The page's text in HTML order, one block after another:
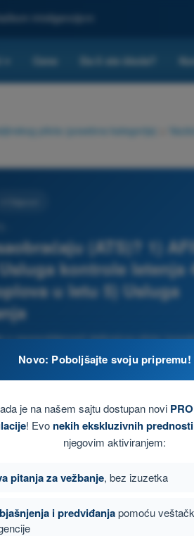
inteligencijom
Cene Da li ste škola?
pilota (posebna kategorija)
(ATS)? 1)
kontrole letenja
u letu 5) Usluga
o osposobljenosti daljinskog pilota
Novo: Poboljšajte svoju pripremu!
je na našem sajtu dostupan novi
! Evo nekih ekskluzivnih prednosti
njegovim aktiviranjem:
pitanja za vežbanje, bez izuzetka
i predviđanjapomoću